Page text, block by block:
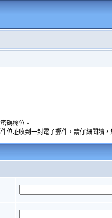
碼欄位。
位址收到一封電子郵件，請仔細閱讀